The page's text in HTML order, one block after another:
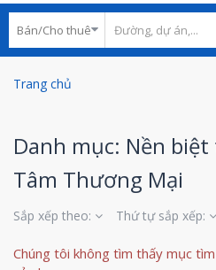
Trang chủ
Danh mục: Nền
Tâm Thương Mại
Sắp xếp theo: Thứ tự sắp xếp:
Chúng tôi không tìm thấy mục